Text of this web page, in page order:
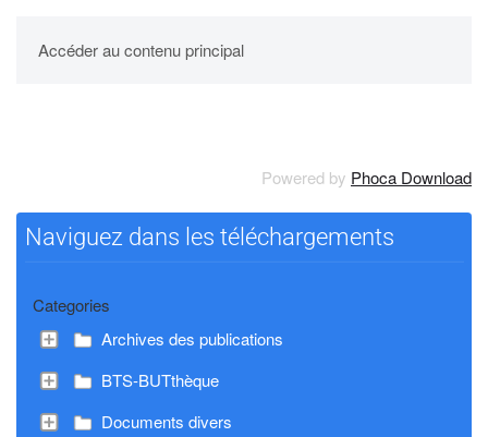
Accéder au contenu principal
UPBM
Powered by Phoca Download
Naviguez dans les téléchargements
Categories
Archives des publications
BTS-BUTthèque
Documents divers